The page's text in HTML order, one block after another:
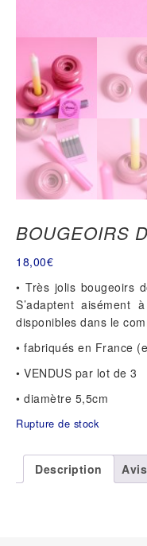
BOUGEOIRS
18,00€
• Très jolis bougeoirs
S’adaptent aisément
disponibles dans le
• fabriqués en France
• VENDUS par lot de 3
• diamètre 5,5cm
Rupture de stock
Description